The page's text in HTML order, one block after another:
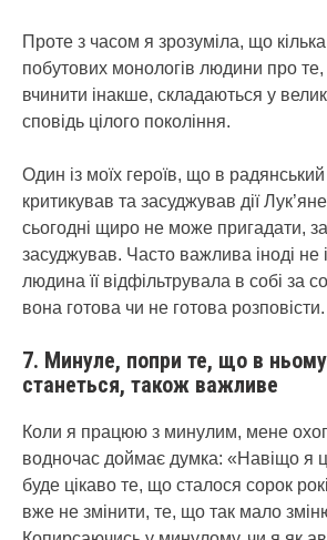
Проте з часом я зрозуміла, що
побутових монологів людини про
вчинити інакше, складаються у
сповідь цілого покоління.
Один із моїх героїв, що в
критикував та засуджував дії
сьогодні щиро не може пригадати,
засуджував. Часто важлива іноді не
людина її відфільтрувала в собі за
вона готова чи не готова розповісти.
7. Минуле, попри те, що в
станеться, також важливе
Коли я працюю з минулим, мене
водночас доймає думка: «Навіщо я
буде цікаво те, що сталося сорок
вже не змінити, те, що так мало